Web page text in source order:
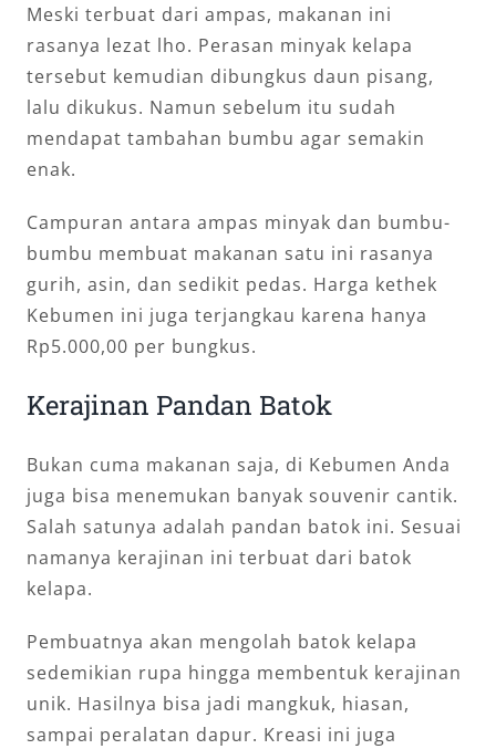
Meski terbuat dari ampas, makanan ini
rasanya lezat lho. Perasan minyak kelapa
tersebut kemudian dibungkus daun pisang,
lalu dikukus. Namun sebelum itu sudah
mendapat tambahan bumbu agar semakin
enak.
Campuran antara ampas minyak dan bumbu-
bumbu membuat makanan satu ini rasanya
gurih, asin, dan sedikit pedas. Harga kethek
Kebumen ini juga terjangkau karena hanya
Rp5.000,00 per bungkus.
Kerajinan Pandan Batok
Bukan cuma makanan saja, di Kebumen Anda
juga bisa menemukan banyak souvenir cantik.
Salah satunya adalah pandan batok ini. Sesuai
namanya kerajinan ini terbuat dari batok
kelapa.
Pembuatnya akan mengolah batok kelapa
sedemikian rupa hingga membentuk kerajinan
unik. Hasilnya bisa jadi mangkuk, hiasan,
sampai peralatan dapur. Kreasi ini juga